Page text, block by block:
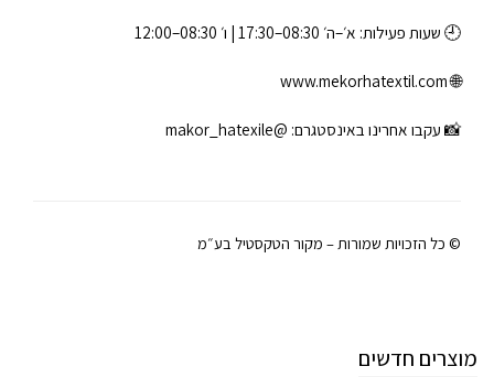
🕘 שעות פעילות: א׳–ה׳ 08:30–17:30 | ו׳ 08:30–12:00
🌐
www.mekorhatextil.com
📸 עקבו אחרינו באינסטגרם: @makor_hatexile
© כל הזכויות שמורות – מקור הטקסטיל בע״מ
מוצרים חדשים